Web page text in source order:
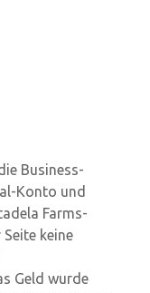
Business-
Konto und
Farms-
keine
Geld wurde